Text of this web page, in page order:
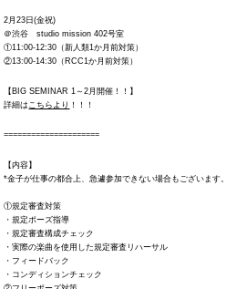
2月23日(金祝)
＠渋谷 studio mission 402号室
①11:00-12:30（新人類1か月前対策）
②13:00-14:30（RCC1か月前対策）
【BIG SEMINAR 1～2月開催！！】
詳細は こちらより ！！！
=====================
【内容】
*金子が仕事の都合上、急遽参加できない場合もございます。
①規定審査対策
・規定ポーズ指導
・規定審査構成チェック
・実際の楽曲を使用した規定審査リハーサル
・フィードバック
・コンディションチェック